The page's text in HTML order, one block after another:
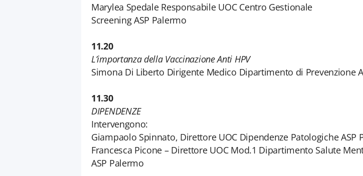
Marylea Spedale Responsabile UOC Centro Gestionale
Screening ASP Palermo
11.20
L’importanza della Vaccinazione Anti HPV
Simona Di Liberto Dirigente Medico Dipartimento di Prevenzione
11.30
DIPENDENZE
Intervengono:
Giampaolo Spinnato, Direttore UOC Dipendenze Patologiche ASP
Francesca Picone – Direttore UOC Mod.1 Dipartimento Salute
ASP Palermo